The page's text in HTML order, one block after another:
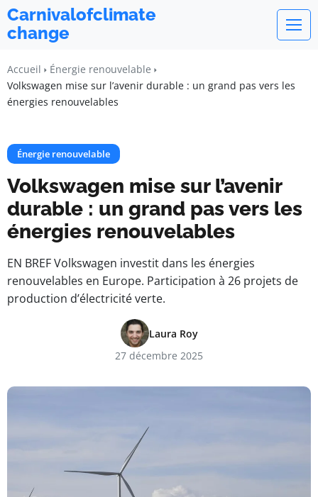
Carnivalofclimate
change
Accueil
Énergie renouvelable
Volkswagen mise sur l’avenir durable : un grand pas vers les
énergies renouvelables
Énergie renouvelable
Volkswagen mise sur l’avenir
durable : un grand pas vers les
énergies renouvelables
EN BREF Volkswagen investit dans les énergies
renouvelables en Europe. Participation à 26 projets de
production d’électricité verte.
Laura Roy
27 décembre 2025